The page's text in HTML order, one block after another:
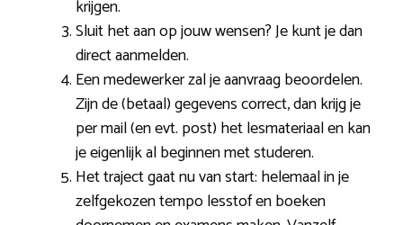
krijgen.
Sluit het aan op jouw wensen? Je kunt je dan
direct aanmelden.
Een medewerker zal je aanvraag beoordelen.
Zijn de (betaal) gegevens correct, dan krijg je
per mail (en evt. post) het lesmateriaal en kan
je eigenlijk al beginnen met studeren.
Het traject gaat nu van start: helemaal in je
zelfgekozen tempo lesstof en boeken